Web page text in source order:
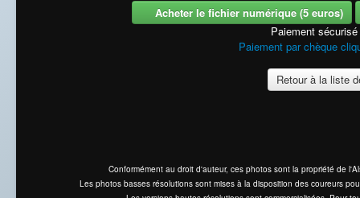
Acheter le fichier numérique (5 euros)
Paiement
Paiement par chèque
Retour à la liste
Conformément au droit d'auteur, ces photos sont la propriété de
Les photos basses résolutions sont mises à la disposition des coureurs